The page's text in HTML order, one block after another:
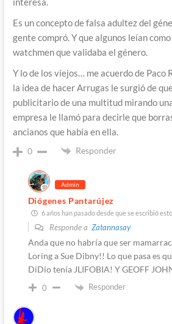
Es un concepto de falsa adultez del
gente compró. Y que algunos leían
watchmen que validaba el género.
Y lo de los viejos… me acuerdo de Paco
la idea de hacer Arrugas le surgió de
publicitario de una multitud mirando
empresa le llamó para decirle que
ancianos que había en ella.
0 Responder
Admin
Diógenes Pantarújez
6 años han pasado desde que se escribió esto
Responde a Zatannasay
Anda que no habría que ser
Loring a Sue Dibny!! Lo que pasa es
DiDio tenía JLIFOBIA! Y GEOFF
0 Responder